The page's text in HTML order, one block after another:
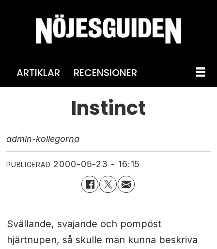
ARTIKLAR RECENSIONER
Instinct
admin-kollegorna
PUBLICERAD 2000-05-23 - 16:15
Svällande, svajande och pompöst
hjärtnupen, så skulle man kunna beskriva